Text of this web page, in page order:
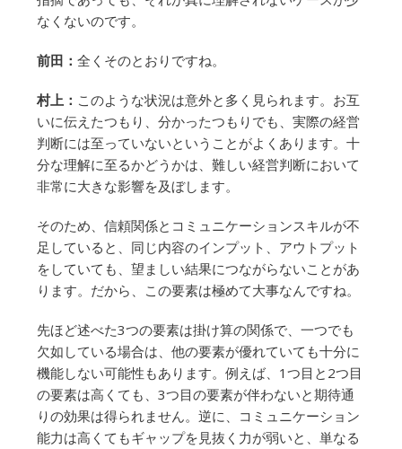
なくないのです。
前田： 全くそのとおりですね。
村上： このような状況は意外と多く見られます。お互
いに伝えたつもり、分かったつもりでも、実際の経営
判断には至っていないということがよくあります。十
分な理解に至るかどうかは、難しい経営判断において
非常に大きな影響を及ぼします。
そのため、信頼関係とコミュニケーションスキルが不
足していると、同じ内容のインプット、アウトプット
をしていても、望ましい結果につながらないことがあ
ります。だから、この要素は極めて大事なんですね。
先ほど述べた3つの要素は掛け算の関係で、一つでも
欠如している場合は、他の要素が優れていても十分に
機能しない可能性もあります。例えば、1つ目と2つ目
の要素は高くても、3つ目の要素が伴わないと期待通
りの効果は得られません。逆に、コミュニケーション
能力は高くてもギャップを見抜く力が弱いと、単なる